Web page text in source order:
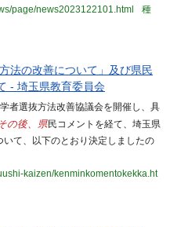
page/news2023122101.html
種
法の改善について」及び県民
- 埼玉県教育委員会
者選抜方法改善協議会を開催し、具
の後、県民コメントを経て、埼玉県
て、以下のとおり決定しましたの
kaizen/kenminkomentokekka.ht